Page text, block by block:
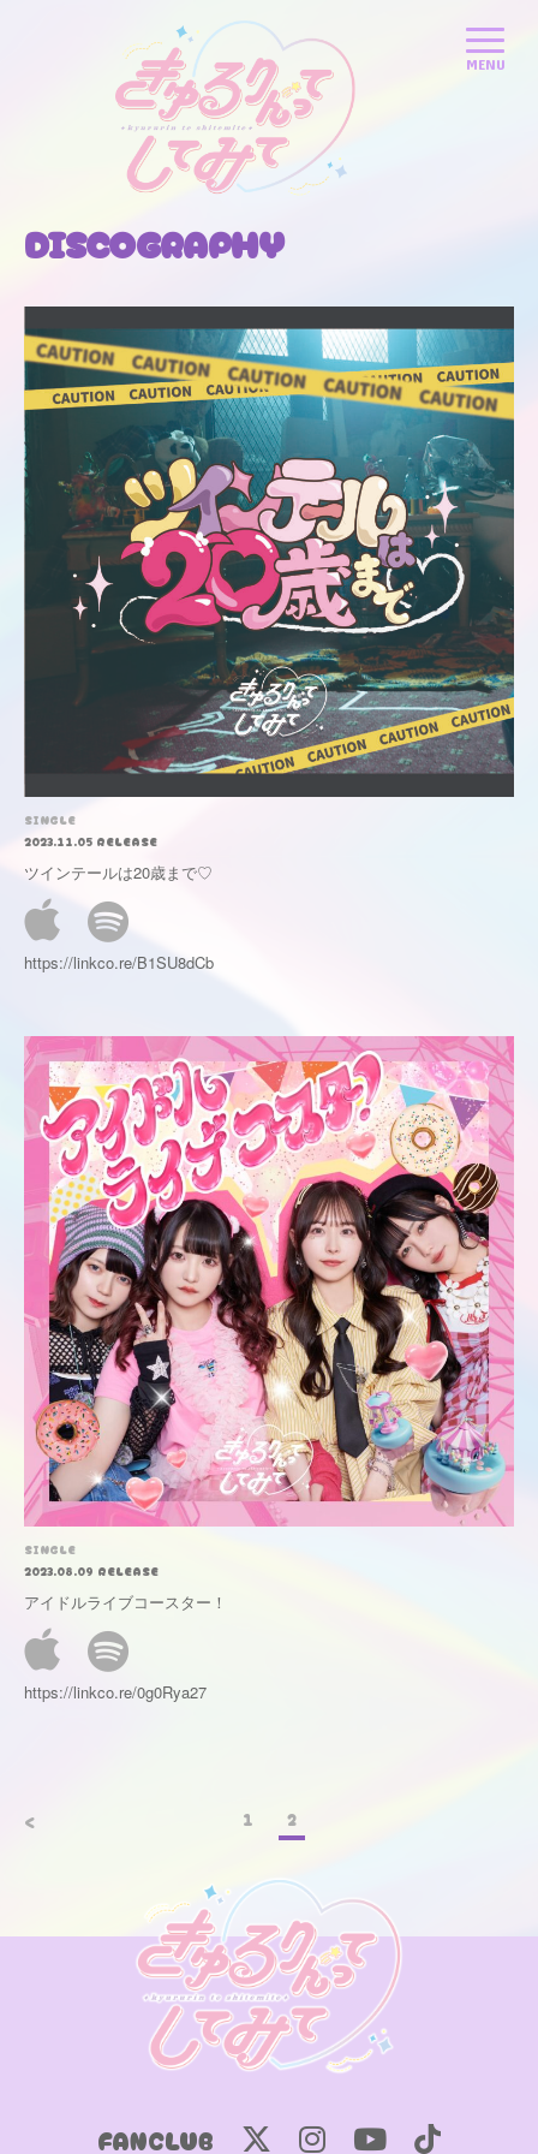
DISCOGRAPHY
SINGLE
2023.11.05 RELEASE
ツインテールは20歳まで♡
https://linkco.re/B1SU8dCb
SINGLE
2023.08.09 RELEASE
アイドルライブコースター！
https://linkco.re/0g0Rya27
< 1 2
FANCLUB